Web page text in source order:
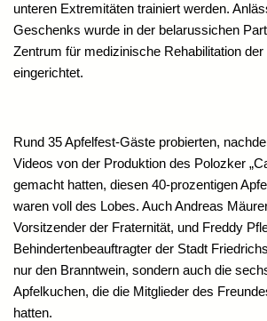
unteren Extremitäten trainiert werden.
Geschenks wurde in der belarussichen
Zentrum für medizinische Rehabilitation
eingerichtet.
Rund 35 Apfelfest-Gäste probierten,
Videos von der Produktion des Polozker
gemacht hatten, diesen 40-prozentigen
waren voll des Lobes. Auch Andreas
Vorsitzender der Fraternität, und Freddy
Behindertenbeauftragter der Stadt
nur den Branntwein, sondern auch die
Apfelkuchen, die die Mitglieder des
hatten.